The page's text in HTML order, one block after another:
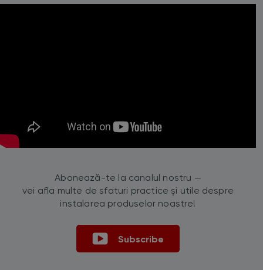
Abonează-te la canalul nostru —
vei afla multe de sfaturi practice și utile despre
instalarea produselor noastre!
Subscribe